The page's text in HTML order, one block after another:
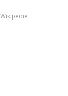
Wikipedie